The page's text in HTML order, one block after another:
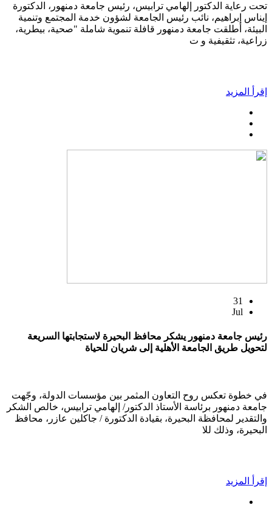
تحت رعاية الدكتور إلهامي ترابيس، رئيس جامعة دمنهور، الدكتورة
إيناس إبراهيم، نائب رئيس الجامعة لشؤون خدمة المجتمع وتنمية
البيئة، أطلقت جامعة دمنهور قافلة تنموية شاملة "صحية، بيطرية،
زراعية، تثقيفية و ت
إقرأ المزيد
31
Jul
رئيس جامعة دمنهور يشكر محافظ البحيرة لاستجابتها السريعة
لتحويل طريق الجامعة الأهلية إلى شريان للحياة
في خطوة تعكس روح التعاون المثمر بين مؤسسات الدولة، وجّهت
جامعة دمنهور برئاسة الأستاذ الدكتور/ إلهامي ترابيس، خالص الشكر
والتقدير لمحافظة البحيرة، بقيادة الدكتورة / جاكلين عازر، محافظ
البحيرة، وذلك للا
إقرأ المزيد